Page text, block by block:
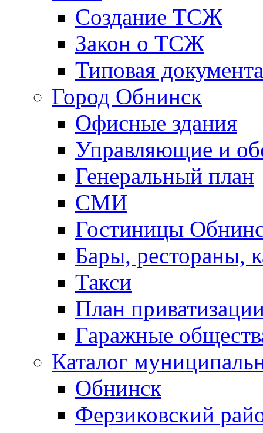
Создание ТСЖ
Закон о ТСЖ
Типовая
Город Обнинск
Офисные здания
Управляющие и
Генеральный план
СМИ
Гостиницы
Бары, рестораны,
Такси
План
Гаражные
Каталог
Обнинск
Ферзиковский